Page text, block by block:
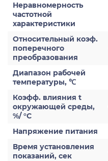
Неравномерность
частотной
характеристики
Относительный коэф.
поперечного
преобразования
Диапазон рабочей
температуры, ℃
Коэфф. влияния t
окружающей среды,
%/ °С
Напряжение питания
Время установления
показаний, сек